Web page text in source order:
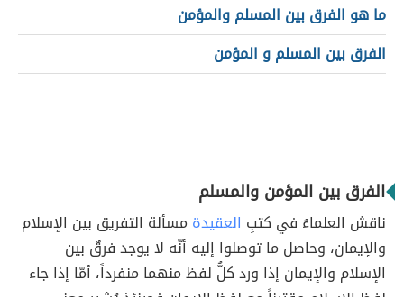
ما هو الفرق بين المسلم والمؤمن
الفرق بين المسلم و المؤمن
الفرق بين المؤمن والمسلم
ناقش العلماءُ في كتبِ العقيدة مسألة التفريق بين الإسلام
والإيمان، وحاصل ما توصلوا إليه أنّه لا يوجد فرقٌ بين
الإسلام والإيمان إذا ورد كلُّ لفظ منهما منفرداً، أمّا إذا جاء